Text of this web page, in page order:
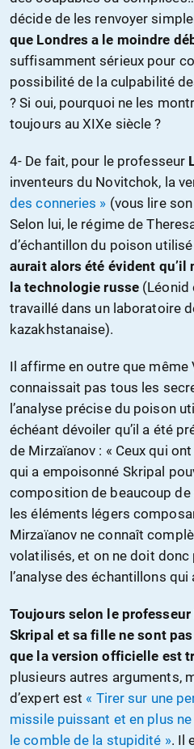
décide de les renvoyer
que Londres a le moindre
suffisamment sérieux pour
possibilité de la culpabilité
? Si oui, pourquoi ne les
toujours au XIXe siècle ?
4- De fait, pour le professeur
inventeurs du Novitchok, la
des conneries » (vous lire
Selon lui, le régime de
d’échantillon du poison utilisé
aurait alors été évident qu’il
la technologie russe (Léonid
travaillé dans un laboratoire
kazakhstanaise).
Il affirme en outre que même
connaissait pas tous les
l’analyse précise du poison
échéant dévoiler qu’il a été
de Mirzaïanov : « Ceux qui
qui a empoisonné Skripal
composition de beaucoup
les éléments légers
Mirzaïanov ne connaît
volatilisés, et on ne doit
l’analyse des échantillons
Toujours selon le
Skripal et sa fille ne sont
que la version officielle est
plusieurs autres arguments,
d’expert est « Tirer sur une
missile puissant et en plus
le comble de la stupidité ». Il